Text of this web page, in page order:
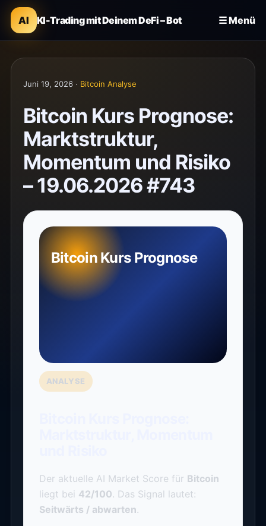
AI KI-Trading mit Deinem DeFi – Bot ☰ Menü
Juni 19, 2026 · Bitcoin Analyse
Bitcoin Kurs Prognose:
Marktstruktur,
Momentum und Risiko
– 19.06.2026 #743
Bitcoin Kurs Prognose
ANALYSE
Der aktuelle AI Market Score für Bitcoin
liegt bei 42/100. Das Signal lautet:
Seitwärts / abwarten.